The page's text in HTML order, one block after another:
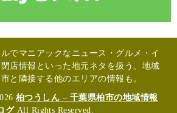
でマニアックなニュース・グルメ・イ
店情報といった地元ネタを扱う、地域
と隣接する他のエリアの情報も。
柏つうしん – 千葉県柏市の地域情報
グAll Rights Reserved.